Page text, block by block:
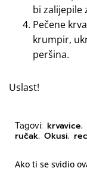
bi zalijepile
Pečene
krumpir,
peršina.
Uslast!
Tagovi: krvavice,
ručak, Okusi,
Ako ti se svidio